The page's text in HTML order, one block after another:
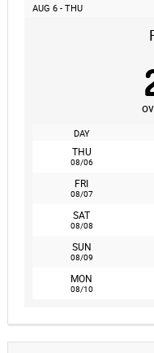
AUG 6 - THU
DAY
THU
08/06
FRI
08/07
SAT
08/08
SUN
08/09
MON
08/10